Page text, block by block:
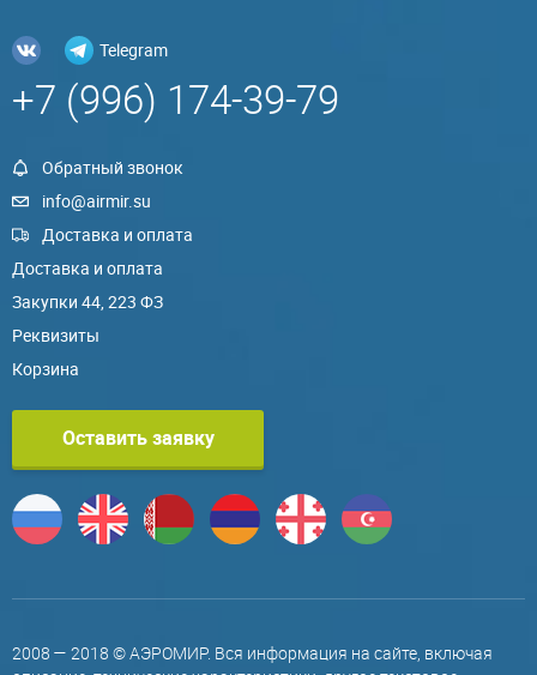
Telegram
+7 (996) 174-39-79
Обратный звонок
info@airmir.su
Доставка и оплата
Доставка и оплата
Закупки 44, 223 ФЗ
Реквизиты
Корзина
Оставить заявку
2008 — 2018 © АЭРОМИР. Вся информация на сайте, включая